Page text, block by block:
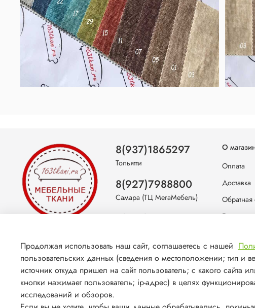
О
Оплата
Доставка
Обратная
Блог
Контакты
8(937)1865297
Тольятти
8(927)7988800
Самара (ТЦ МегаМебель)
8(927)7360008
Продолжая использовать наш сайт, соглашаетесь с нашей
пользовательских данных (сведения о местоположении; тип и
источник откуда пришел на сайт пользователь; с какого
кнопки нажимает пользователь; ip-адрес) в целях
исследований и обзоров.